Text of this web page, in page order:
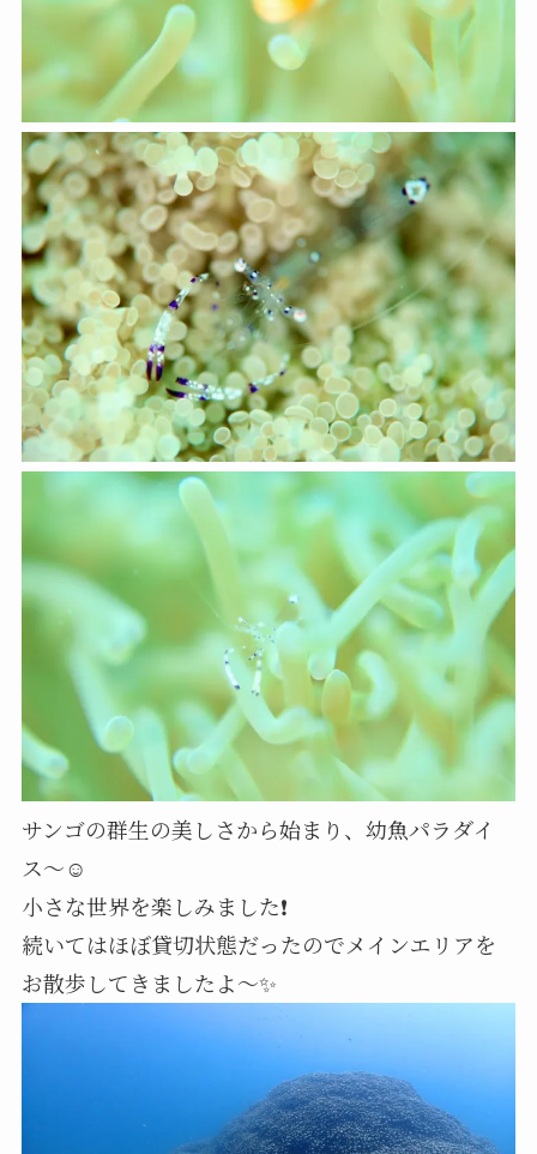
サンゴの群生の美しさから始まり、幼魚パラダイ
ス～☺️
小さな世界を楽しみました❗️
続いてはほぼ貸切状態だったのでメインエリアを
お散歩してきましたよ～✨